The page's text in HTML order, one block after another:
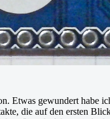
Etwas gewundert habe
die auf den ersten